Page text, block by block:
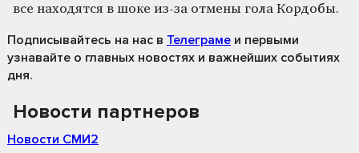
все находятся в шоке из-за отмены гола Кордобы.
Подписывайтесь на нас в Телеграме и первыми
узнавайте о главных новостях и важнейших событиях
дня.
Новости партнеров
Новости СМИ2